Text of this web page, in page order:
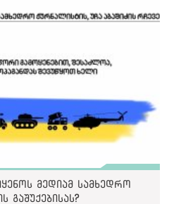
მედიამ სამხედრო
გაშუქებისას?